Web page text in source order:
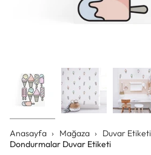
Anasayfa › Mağaza › Duvar Etiketi
Dondurmalar Duvar Etiketi